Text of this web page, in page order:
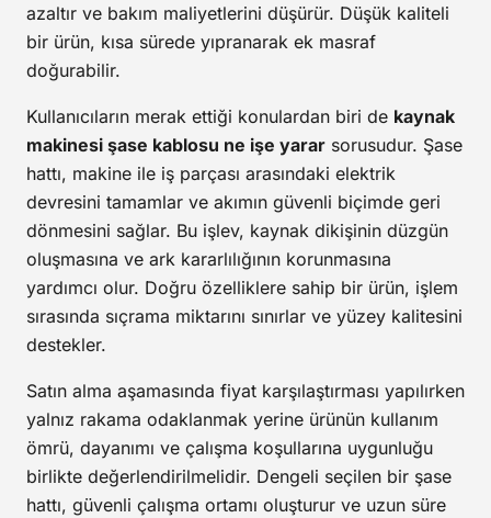
azaltır ve bakım maliyetlerini düşürür. Düşük kaliteli
bir ürün, kısa sürede yıpranarak ek masraf
doğurabilir.
Kullanıcıların merak ettiği konulardan biri de kaynak
makinesi şase kablosu ne işe yarar sorusudur. Şase
hattı, makine ile iş parçası arasındaki elektrik
devresini tamamlar ve akımın güvenli biçimde geri
dönmesini sağlar. Bu işlev, kaynak dikişinin düzgün
oluşmasına ve ark kararlılığının korunmasına
yardımcı olur. Doğru özelliklere sahip bir ürün, işlem
sırasında sıçrama miktarını sınırlar ve yüzey kalitesini
destekler.
Satın alma aşamasında fiyat karşılaştırması yapılırken
yalnız rakama odaklanmak yerine ürünün kullanım
ömrü, dayanımı ve çalışma koşullarına uygunluğu
birlikte değerlendirilmelidir. Dengeli seçilen bir şase
hattı, güvenli çalışma ortamı oluşturur ve uzun süre